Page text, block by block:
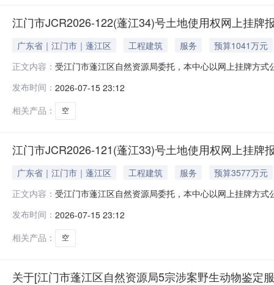
江门市JCR2026-122(蓬江34)号土地使用权网上挂牌
广东省｜江门市｜蓬江区 工程建筑 服务
预算1041万元
正文内容： 受江门市蓬江区自然资源局委托，本中心以网上挂牌方
门铱诺电子科技有限公司。最终成交结果待资格审查通
共资源交易中
发布时间： 2026-07-15 23:12
相关产品：
空
江门市JCR2026-121(蓬江33)号土地使用权网上挂牌
广东省｜江门市｜蓬江区 工程建筑 服务
预算3577万元
正文内容： 受江门市蓬江区自然资源局委托，本中心以网上挂牌方
恒勃滤清器有限公司。最终成交结果待资格审查通过后
源交易中心2026
发布时间： 2026-07-15 23:12
相关产品：
空
关于[江门市蓬江区自然资源局5宗涉案野生动物鉴定